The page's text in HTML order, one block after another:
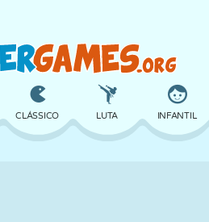
CLÁSSICO LUTA INFANTIL